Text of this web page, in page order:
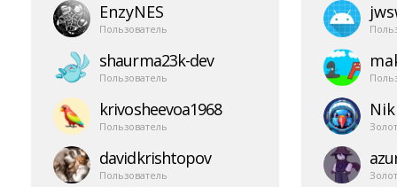
EnzyNES
Пользователь
shaurma23k-​dev
Пользователь
krivosheevoa1968
Пользователь
davidkrishtopov
Пользователь